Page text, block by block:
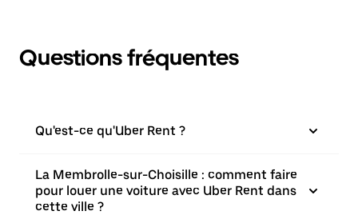
Questions fréquentes
Qu'est-ce qu'Uber Rent ?
La Membrolle-sur-Choisille : comment faire
pour louer une voiture avec Uber Rent dans
cette ville ?